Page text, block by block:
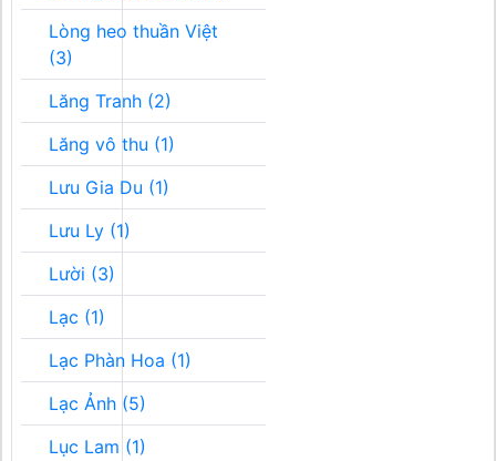
Lòng heo thuần Việt
(3)
Lăng Tranh (2)
Lăng vô thu (1)
Lưu Gia Du (1)
Lưu Ly (1)
Lười (3)
Lạc (1)
Lạc Phàn Hoa (1)
Lạc Ảnh (5)
Lục Lam (1)